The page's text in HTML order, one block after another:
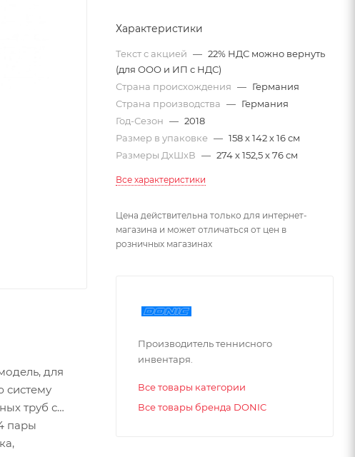
для
систему
труб с
пары
Характеристики
Текст с акцией — 22% НДС можно вернуть
(для ООО и ИП с НДС)
Страна происхождения — Германия
Страна производства — Германия
Год-Сезон — 2018
Размер в упаковке — 158 х 142 х 16 см
Размеры ДхШхВ — 274 х 152,5 х 76 см
Все характеристики
Цена действительна только для интернет-
магазина и может отличаться от цен в
розничных магазинах
Производитель теннисного
инвентаря.
Все товары категории
Все товары бренда DONIC